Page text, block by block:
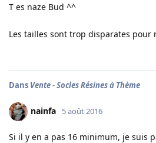
T es naze Bud ^^
Les tailles sont trop disparates pour
Dans Vente - Socles Résines à Thème
nainfa 5 août 2016
Si il y en a pas 16 minimum, je suis